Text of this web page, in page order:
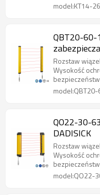
model:KT14-
QBT20-
Rozstaw
Wysokość
QO22-30-
DADISICK
Rozstaw
Wysokość
model:QO22-